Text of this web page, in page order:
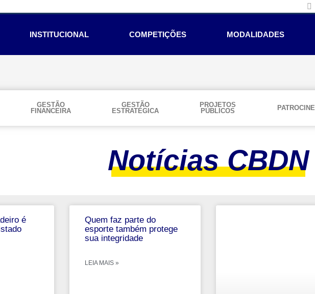
INSTITUCIONAL COMPETIÇÕES MODALIDADES
GESTÃO
FINANCEIRA
GESTÃO
ESTRATÉGICA
PROJETOS
PÚBLICOS
PATROCINE
Notícias CBDN
é
Quem faz parte do
esporte também protege
sua integridade
LEIA MAIS »